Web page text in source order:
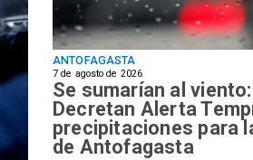
ANTOFAGASTA
7 de agosto de 2026
Se sumarían al viento:
Decretan Alerta
precipitaciones para
de Antofagasta